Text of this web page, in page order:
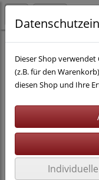
Nähen eBooks
Dieser Shop verwendet
(z.B. für den
diesen Shop und Ihre